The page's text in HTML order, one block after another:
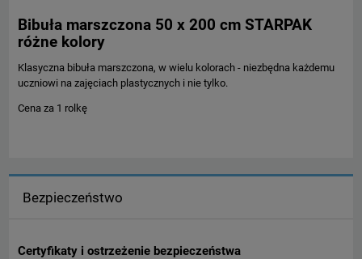
Bibuła marszczona 50 x 200 cm STARPAK
różne kolory
Klasyczna bibuła marszczona, w wielu kolorach - niezbędna każdemu
uczniowi na zajęciach plastycznych i nie tylko.
Cena za 1 rolkę
Bezpieczeństwo
Certyfikaty i ostrzeżenie bezpieczeństwa